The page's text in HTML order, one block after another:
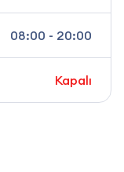
08:00 - 20:00
Kapalı